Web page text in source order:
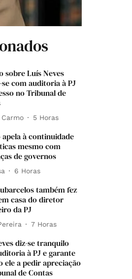
sobre Luís Neves
se com auditoria à PJ
no Tribunal de
5 Horas
apela à continuidade
mesmo com
de governos
6 Horas
também fez
casa do diretor
da PJ
7 Horas
diz-se tranquilo
à PJ e garante
ele a pedir apreciação
de Contas